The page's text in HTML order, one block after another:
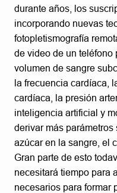
durante años, los
incorporando nuevas
fotopletismografía
de video de un teléfono
volumen de sangre
la frecuencia cardíaca,
cardíaca, la presión
inteligencia artificial y
derivar más
azúcar en la sangre, el
Gran parte de esto
necesitará tiempo para
necesarios para formar